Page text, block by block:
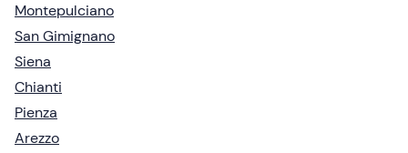
Montepulciano
San Gimignano
Siena
Chianti
Pienza
Arezzo